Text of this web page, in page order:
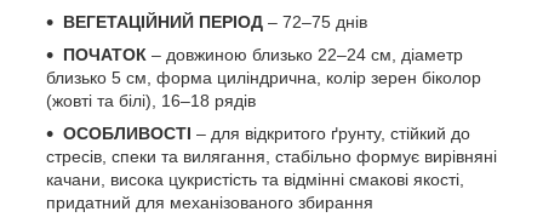
ВЕГЕТАЦІЙНИЙ ПЕРІОД – 72–75 днів
ПОЧАТОК – довжиною близько 22–24 см, діаметр
близько 5 см, форма циліндрична, колір зерен біколор
(жовті та білі), 16–18 рядів
ОСОБЛИВОСТІ – для відкритого ґрунту, стійкий до
стресів, спеки та вилягання, стабільно формує вирівняні
качани, висока цукристість та відмінні смакові якості,
придатний для механізованого збирання